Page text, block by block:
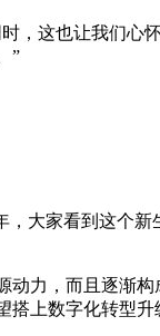
，这也让我们心
”
大家看到这个新
力，而且逐渐构
上数字化转型升